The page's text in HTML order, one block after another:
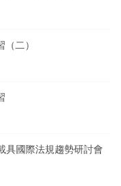
二）
具國際法規趨勢研討會